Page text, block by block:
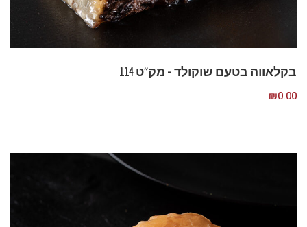
בקלאווה בטעם שוקולד – מק”ט 114
₪0.00